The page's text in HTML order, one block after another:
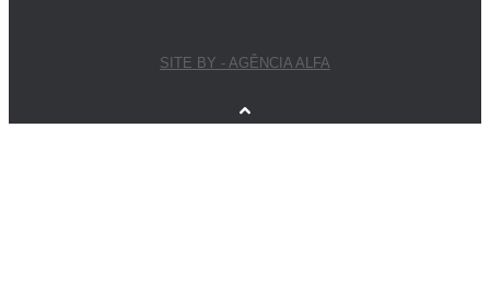
SITE BY - AGÊNCIA ALFA